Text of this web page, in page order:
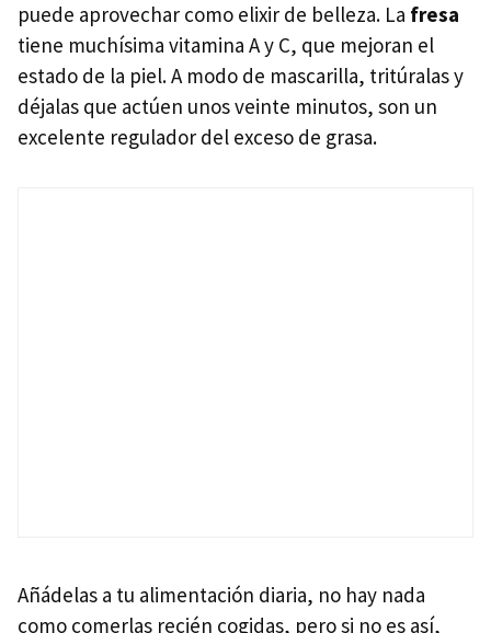
puede aprovechar como elixir de belleza. La fresa
tiene muchísima vitamina A y C, que mejoran el
estado de la piel. A modo de mascarilla, tritúralas y
déjalas que actúen unos veinte minutos, son un
excelente regulador del exceso de grasa.
Añádelas a tu alimentación diaria, no hay nada
como comerlas recién cogidas, pero si no es así,